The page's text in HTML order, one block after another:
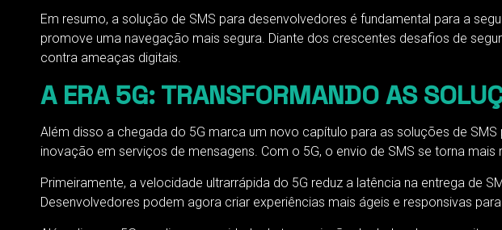
Em resumo, a solução de SMS para desenvolvedores é fundamental para a
promove uma navegação mais segura. Diante dos crescentes desafios de
contra ameaças digitais.
A ERA 5G: TRANSFORMANDO AS
Além disso a chegada do 5G marca um novo capítulo para as soluções de
inovação em serviços de mensagens. Com o 5G, o envio de SMS se torna
Primeiramente, a velocidade ultrarrápida do 5G reduz a latência na entrega de
Desenvolvedores podem agora criar experiências mais ágeis e responsivas